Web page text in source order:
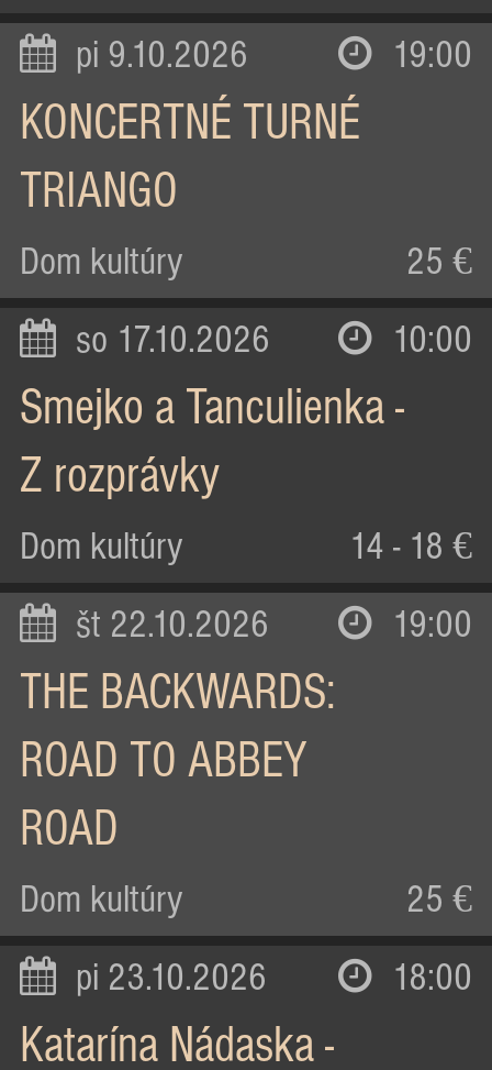
pi 9.10.2026 19:00
KONCERTNÉ TURNÉ
TRIANGO
Dom kultúry 25 €
so 17.10.2026 10:00
Smejko a Tanculienka -
Z rozprávky
Dom kultúry 14 - 18 €
št 22.10.2026 19:00
THE BACKWARDS:
ROAD TO ABBEY
ROAD
Dom kultúry 25 €
pi 23.10.2026 18:00
Katarína Nádaska -